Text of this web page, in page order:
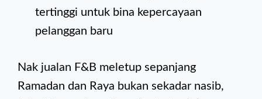
tertinggi untuk bina kepercayaan
pelanggan baru
Nak jualan F&B meletup sepanjang
Ramadan dan Raya bukan sekadar nasib,